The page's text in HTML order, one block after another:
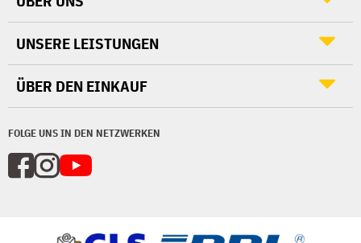
FOLGE UNS IN DEN NETZWERKEN
UNSERE LEISTUNGEN
ÜBER DEN EINKAUF